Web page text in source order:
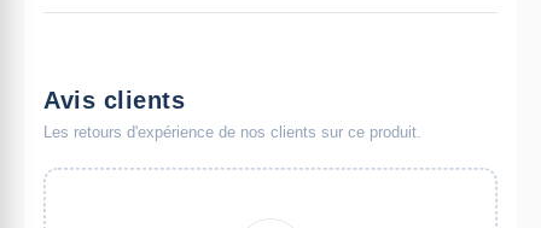
Avis clients
Les retours d'expérience de nos clients sur ce produit.